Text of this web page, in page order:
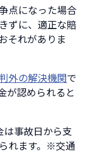
点になった場合
ずに、適正な賠
それがありま
外の解決機関で
が認められると
事故日から支
れます。※交通